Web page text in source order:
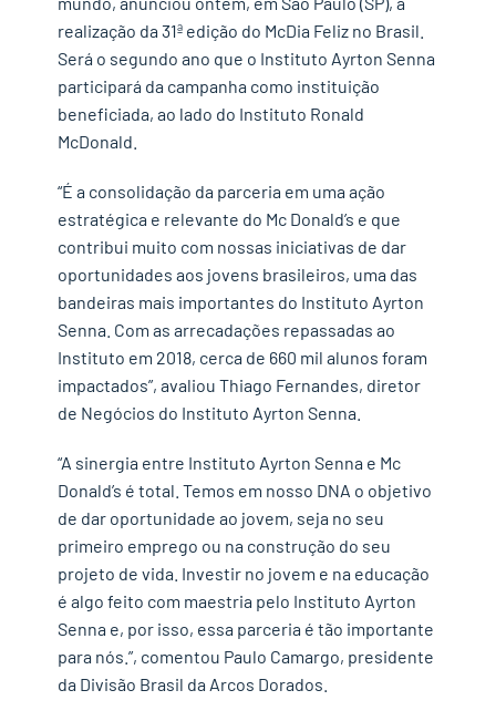
realização da 31ª edição do McDia Feliz no Brasil.
Será o segundo ano que o Instituto Ayrton Senna
participará da campanha como instituição
beneficiada, ao lado do Instituto Ronald
McDonald.
“É a consolidação da parceria em uma ação
estratégica e relevante do Mc Donald’s e que
contribui muito com nossas iniciativas de dar
oportunidades aos jovens brasileiros, uma das
bandeiras mais importantes do Instituto Ayrton
Senna. Com as arrecadações repassadas ao
Instituto em 2018, cerca de 660 mil alunos foram
impactados”, avaliou Thiago Fernandes, diretor
de Negócios do Instituto Ayrton Senna.
“A sinergia entre Instituto Ayrton Senna e Mc
Donald’s é total. Temos em nosso DNA o objetivo
de dar oportunidade ao jovem, seja no seu
primeiro emprego ou na construção do seu
projeto de vida. Investir no jovem e na educação
é algo feito com maestria pelo Instituto Ayrton
Senna e, por isso, essa parceria é tão importante
para nós.”, comentou Paulo Camargo, presidente
da Divisão Brasil da Arcos Dorados.